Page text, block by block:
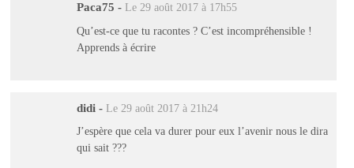
Paca75 - Le 29 août 2017 à 17h55
Qu’est-ce que tu racontes ? C’est incompréhensible !
Apprends à écrire
didi - Le 29 août 2017 à 21h24
J’espère que cela va durer pour eux l’avenir nous le dira
qui sait ???